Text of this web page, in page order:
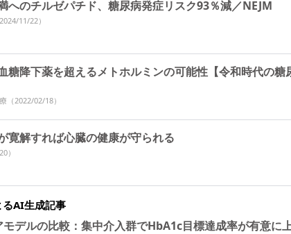
へのチルゼパチド、糖尿病発症リスク93％減／NEJM
2024/11/22）
糖降下薬を超えるメトホルミンの可能性【令和時代の糖
（2022/02/18）
寛解すれば心臓の健康が守られる
）
AI生成記事
デルの比較：集中介入群でHbA1c目標達成率が有意に